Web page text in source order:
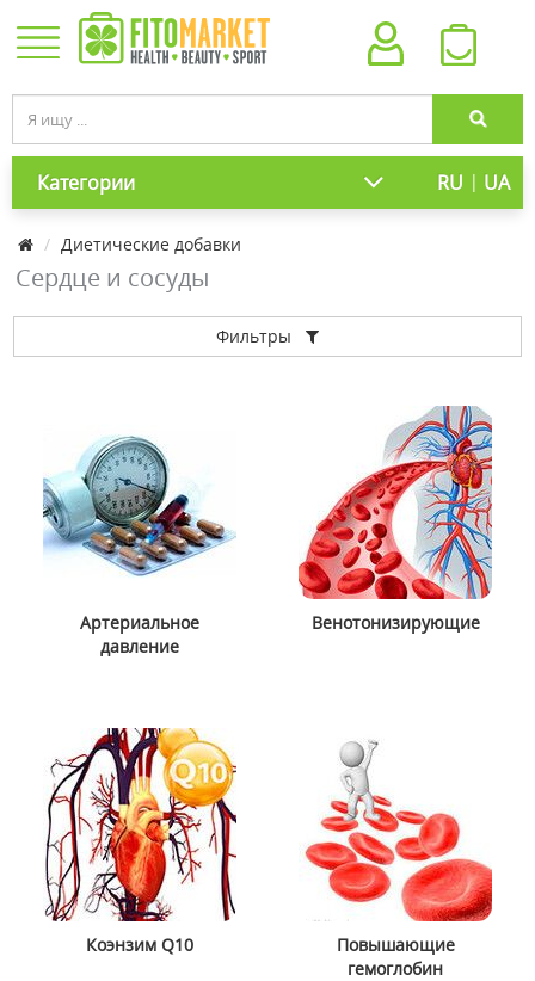
Категории RU | UA
Диетические добавки
Сердце и сосуды
Фильтры
Артериальное
давление
Венотонизирующие
Коэнзим Q10
Повышающие
гемоглобин